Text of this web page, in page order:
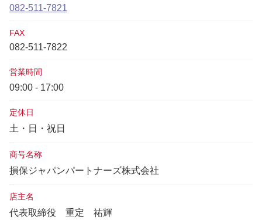
082-511-7821
FAX
082-511-7822
営業時間
09:00 - 17:00
定休日
土・日・祝日
商号名称
損保ジャパンパートナーズ株式会社
店主名
代表取締役 重定 祐輝